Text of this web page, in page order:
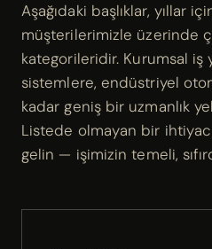
Aşağıdaki başlıklar, yıllar
müşterilerimizle üzerinde
kategorileridir. Kurumsal iş
sistemlere, endüstriyel
kadar geniş bir uzmanlık
Listede olmayan bir
gelin — işimizin temeli,